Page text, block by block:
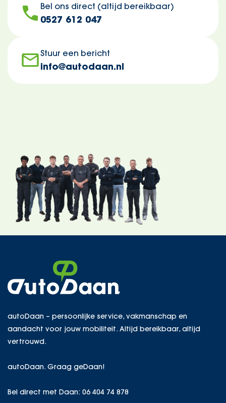
Bel ons direct (altijd bereikbaar)
0527 612 047
Stuur een bericht
info@autodaan.nl
autoDaan – persoonlijke service, vakmanschap en
aandacht voor jouw mobiliteit. Altijd bereikbaar, altijd
vertrouwd.
autoDaan. Graag geDaan!
Bel direct met Daan: 06 404 74 878